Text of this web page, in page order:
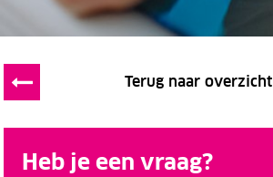
Terug naar overzicht
Heb je een vraag?